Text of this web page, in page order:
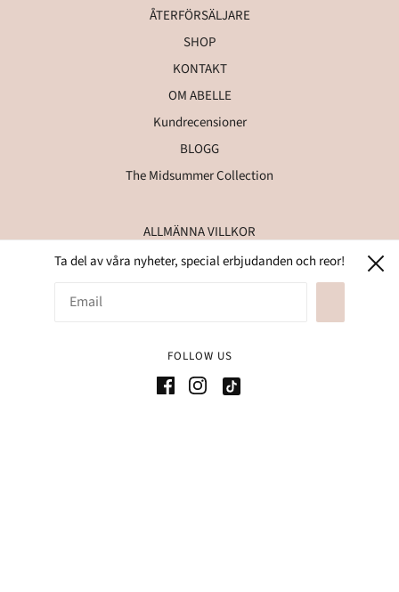
ÅTERFÖRSÄLJARE
SHOP
KONTAKT
OM ABELLE
Kundrecensioner
BLOGG
The Midsummer Collection
ALLMÄNNA VILLKOR
KONTAKT & FAQ
2022, Abelle AB, Alla rättigheter reserverade.
Ta del av våra nyheter, special erbjudanden och reor!
FOLLOW US